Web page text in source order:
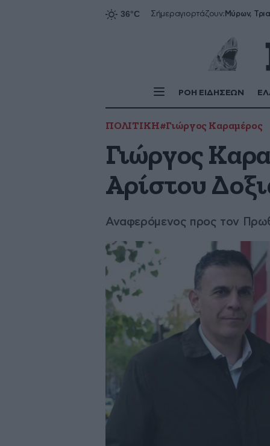
Σήμεραγιορτάζουν:
ΡΟΗ ΕΙΔΗΣΕΩΝ
ΠΟΛΙΤΙΚΗ#Γιώργος Καραμέρος
Γιώργος
Αρίστου
Αναφερόμενος προς τον